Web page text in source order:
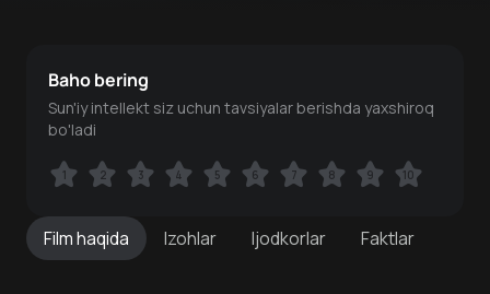
Filmhaqida Izohlar Ijodkorlar Faktlar
Baho bering
Sun'iy intellekt siz uchun tavsiyalar berishda yaxshiroq
bo'ladi
1 2 3 4 5 6 7 8 9 10
1 2 3 4 5 6 7 8 9 10